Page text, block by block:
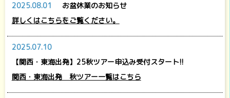
2025.08.01
お盆休業のお知らせ
詳しくはこちらをご覧ください。
2025.07.10
【関西・東海出発】25秋ツアー申込み受付スタート!!
関西・東海出発 秋ツアー一覧はこちら